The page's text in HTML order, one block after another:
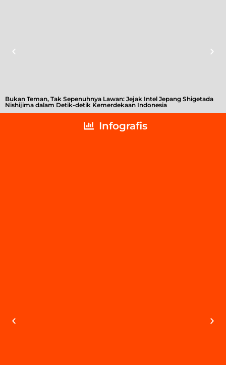
Bukan Teman, Tak Sepenuhnya Lawan: Jejak Intel Jepang Shigetada
Nishijima dalam Detik-detik Kemerdekaan Indonesia
Infografis